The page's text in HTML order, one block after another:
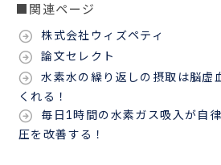
■関連ページ
株式会社ウィズペティ
論文セレクト
水素水の繰り返しの摂取は脳虚
くれる！
毎日1時間の水素ガス吸入が自
圧を改善する！